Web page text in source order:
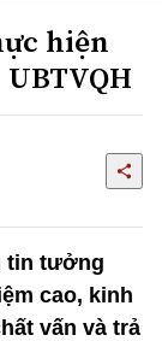
hiện
tin tưởng
cao, kinh
vấn và trả